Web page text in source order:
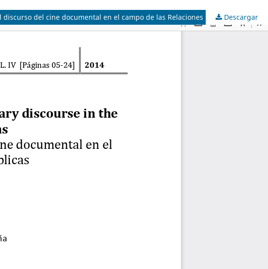
del cine documental en el campo de las Relaciones PúblicasDescargar